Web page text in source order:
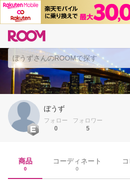
ぼうず
フォロー
0
フォロワー
5
商品
0
コーディネート
0